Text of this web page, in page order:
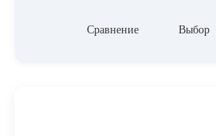
Сравнение Выбор